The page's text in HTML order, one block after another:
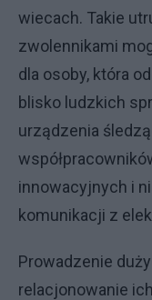
wiecach. Takie
zwolennikami
dla osoby, która
blisko ludzkich
urządzenia
innowacyjnych i
komunikacji z
Prowadzenie
relacjonowanie